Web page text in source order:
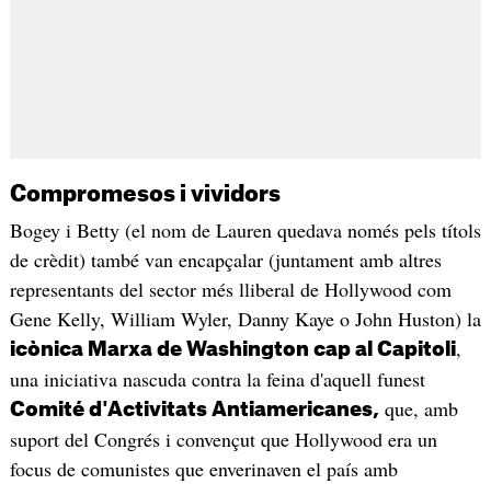
Compromesos i vividors
Bogey i Betty (el nom de Lauren quedava només pels títols
de crèdit) també van encapçalar (juntament amb altres
representants del sector més lliberal de Hollywood com
Gene Kelly, William Wyler, Danny Kaye o John Huston) la
icònica Marxa de Washington cap al Capitoli,
una iniciativa nascuda contra la feina d'aquell funest
Comité d'Activitats Antiamericanes, que, amb
suport del Congrés i convençut que Hollywood era un
focus de comunistes que enverinaven el país amb